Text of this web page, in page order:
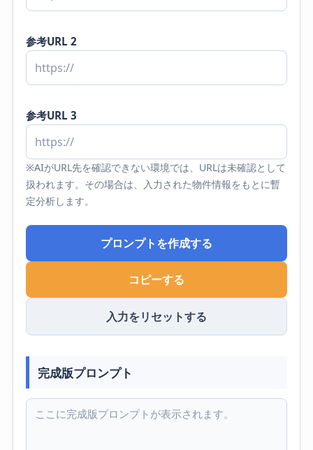
参考URL 2
参考URL 3
※AIがURL先を確認できない環境では、URLは未確認として
扱われます。その場合は、入力された物件情報をもとに暫
定分析します。
プロンプトを作成する
コピーする
入力をリセットする
完成版プロンプト